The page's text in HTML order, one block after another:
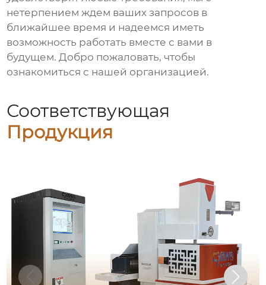
нетерпением ждем ваших запросов в
ближайшее время и надеемся иметь
возможность работать вместе с вами в
будущем. Добро пожаловать, чтобы
ознакомиться с нашей организацией.
Соответствующая
Продукция